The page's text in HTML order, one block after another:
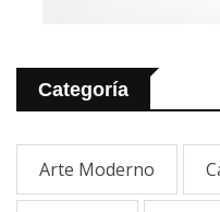
Categoría
Arte Moderno